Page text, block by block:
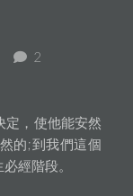
2
定，使他能安然
的;到我們這個
經階段。